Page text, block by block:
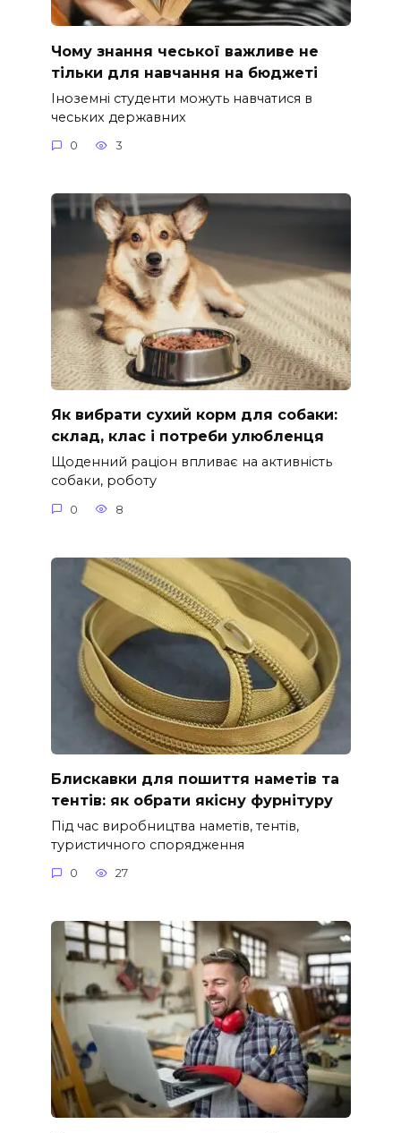
Чому знання чеської важливе не
тільки для навчання на бюджеті
Іноземні студенти можуть навчатися в
чеських державних
0 3
Як вибрати сухий корм для собаки:
склад, клас і потреби улюбленця
Щоденний раціон впливає на активність
собаки, роботу
0 8
Блискавки для пошиття наметів та
тентів: як обрати якісну фурнітуру
Під час виробництва наметів, тентів,
туристичного спорядження
0 27